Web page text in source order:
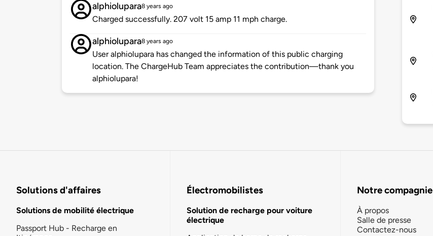
alphiolupara8 years ago
Charged successfully. 207 volt 15 amp 11 mph charge.
alphiolupara8 years ago
User alphiolupara has changed the information of this public charging
location. The ChargeHub Team appreciates the contribution—thank you
alphiolupara!
Solutions d'affaires
Solutions de mobilité électrique
Passport Hub - Recharge en
Électromobilistes
Solution de recharge pour voiture
électrique
Notre compagnie
À propos
Salle de presse
Contactez-nous